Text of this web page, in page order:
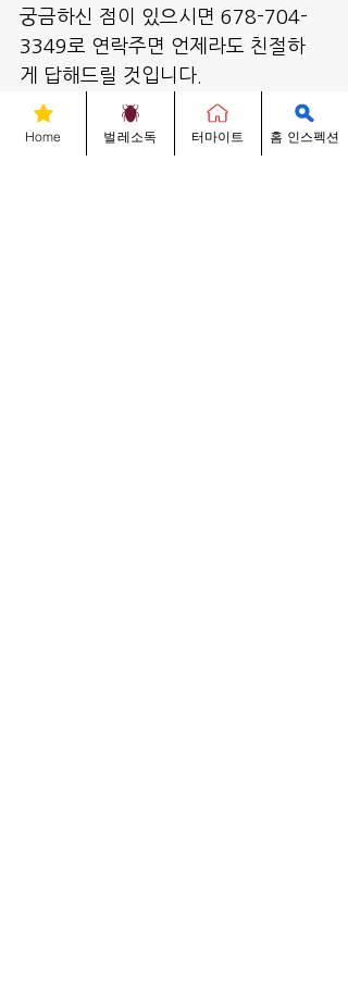
궁금하신 점이 있으시면 678-704-
3349로 연락주면 언제라도 친절하
게 답해드릴 것입니다.
(ASHI : 미 홈인스펙션 협회 멤버)
문의 전화 ▷ 678-704-3349
Home 벌레소독 터마이트 홈 인스펙션